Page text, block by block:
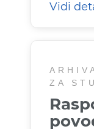
Vidi
ZA